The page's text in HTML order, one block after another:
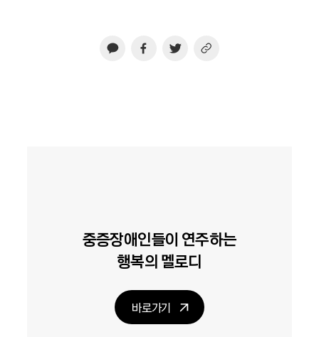
중증장애인들이 연주하는
행복의 멜로디
바로가기